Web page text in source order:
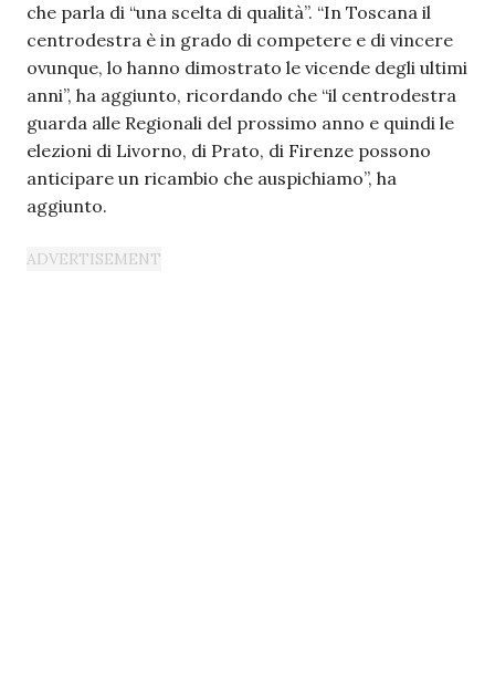
che parla di “una scelta di qualità”. “In Toscana il
centrodestra è in grado di competere e di vincere
ovunque, lo hanno dimostrato le vicende degli ultimi
anni”, ha aggiunto, ricordando che “il centrodestra
guarda alle Regionali del prossimo anno e quindi le
elezioni di Livorno, di Prato, di Firenze possono
anticipare un ricambio che auspichiamo”, ha
aggiunto.